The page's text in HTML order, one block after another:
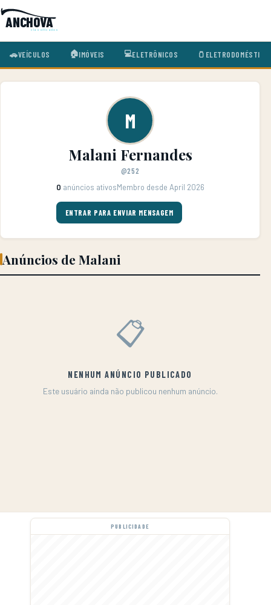
ANCHOVA
classificados
🚗VEÍCULOS 🏠IMÓVEIS 💻ELETRÔNICOS 🫙
M
Malani Fernandes
@252
0 anúncios ativosMembro desde April 2026
ENTRAR PARA ENVIAR MENSAGEM
Anúncios de Malani
📋
NENHUM ANÚNCIO PUBLICADO
Este usuário ainda não publicou nenhum anúncio.
PUBLICIDADE